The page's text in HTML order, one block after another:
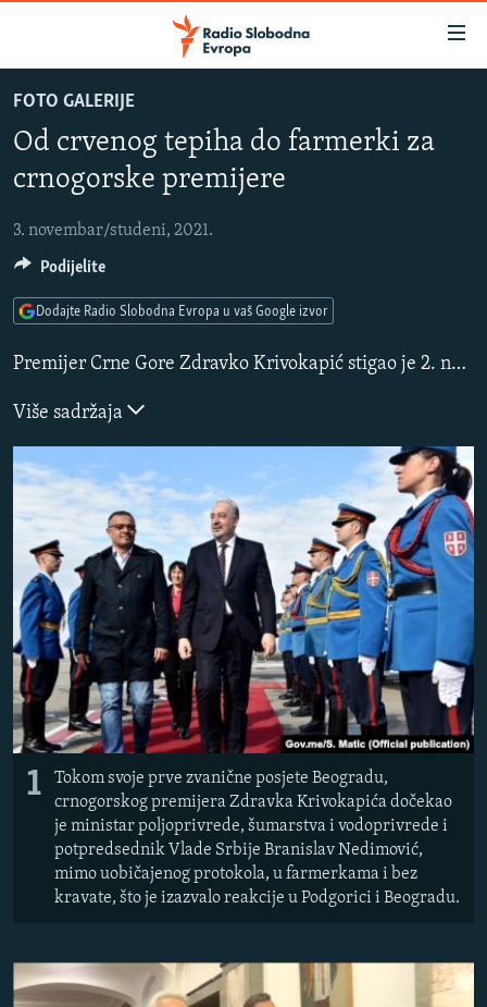
na
glavni
sadržaj
na
navigaciju
Pređite
na
pretragu
BOSNA I HERCEGOVINA
SRBIJA
KOSOVO
CRNA GORA
VIZUELNO
VIDEO
PODCASTI
KINA NA BALKANU
RSE PRIČE IZ SVIJETA
ISPRIČAJ MI
DNEVNO@RSE
SPECIJALI RSE
VIŠE OD NASLOVA
GENOCID U SREBRENICI
POPLAVE I KLIZIŠTA U BIH 2024.
TV LIBERTY
POST SCRIPTUM
MOJA EVROPA
TRI DECENIJE OD RATA U BIH
SVE KARTE DEJTONA
PRATITE NAS
Sve RFE/RL stranice
FOTO GALERIJE
Od crvenog tepiha do farmerki za
crnogorske premijere
3. novembar/studeni, 2021.
Premijer Crne Gore Zdravko Krivokapić stigao je 2. novembra u zvaničnu posjetu Srbiji pri čemu ga je na aerodromu, mimo uobičajenog protokola dočekao ministar poljoprivrede i potpredsjednik Vlade Srbije.
Više sadržaja
1
Tokom svoje prve zvanične posjete Beogradu,
crnogorskog premijera Zdravka Krivokapića dočekao
je ministar poljoprivrede, šumarstva i vodoprivrede i
potpredsednik Vlade Srbije Branislav Nedimović,
mimo uobičajenog protokola, u farmerkama i bez
kravate, što je izazvalo reakcije u Podgorici i Beogradu.
Podijelite
Dodajte Radio Slobodna Evropa u vaš Google izvor
SLUŠAJTE
Spotify